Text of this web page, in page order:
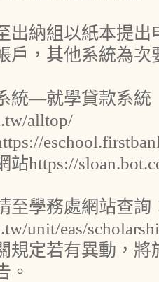
出納組以紙本提
戶，其他系統為次
統—就學貸款系統
alltop/
https://
至學務處網站查詢
unit/eas/
規定若有異動，
。